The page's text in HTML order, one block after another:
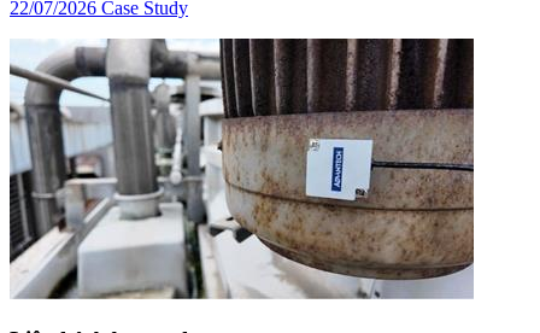
22/07/2026 Case Study